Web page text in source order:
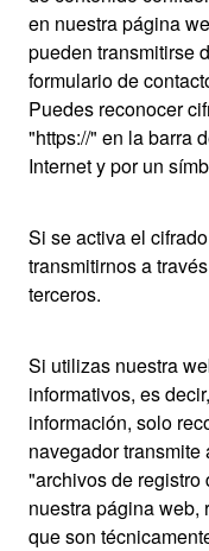
en nuestra página
pueden transmitirse
formulario de
Puedes reconocer
"https://" en la barra
Internet y por un
Si se activa el
transmitirnos a
terceros.
Si utilizas nuestra
informativos, es
información, solo
navegador
"archivos de
nuestra página web,
que son